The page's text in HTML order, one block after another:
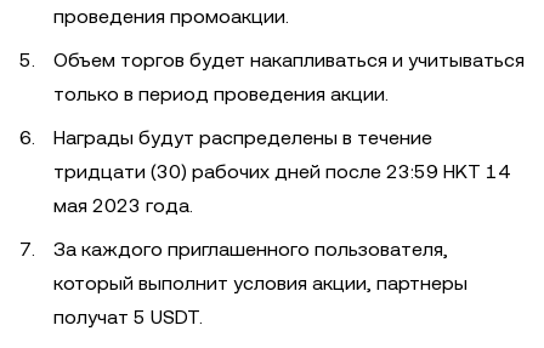
проведения промоакции.
Объем торгов будет накапливаться и учитываться
только в период проведения акции.
Награды будут распределены в течение
тридцати (30) рабочих дней после 23:59 HKT 14
мая 2023 года.
За каждого приглашенного пользователя,
который выполнит условия акции, партнеры
получат 5 USDT.